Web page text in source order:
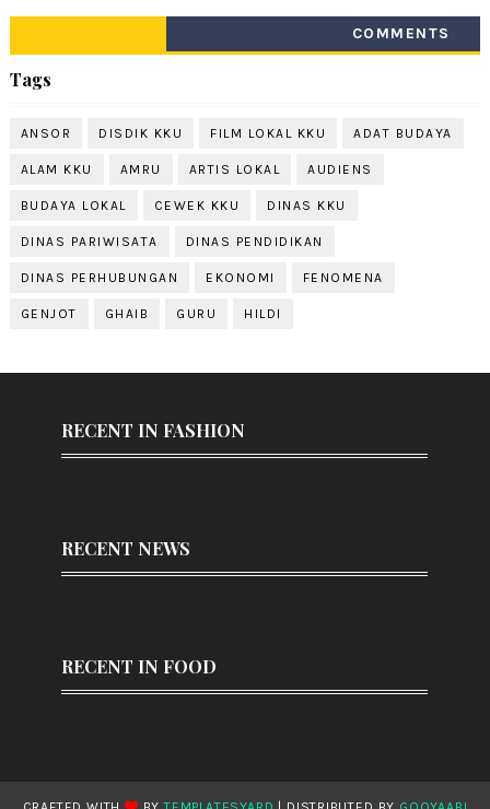
COMMENTS
Tags
ANSOR DISDIK KKU FILM LOKAL KKU ADAT BUDAYA
ALAM KKU AMRU ARTIS LOKAL AUDIENS
BUDAYA LOKAL CEWEK KKU DINAS KKU
DINAS PARIWISATA DINAS PENDIDIKAN
DINAS PERHUBUNGAN EKONOMI FENOMENA
GENJOT GHAIB GURU HILDI
RECENT IN FASHION
RECENT NEWS
RECENT IN FOOD